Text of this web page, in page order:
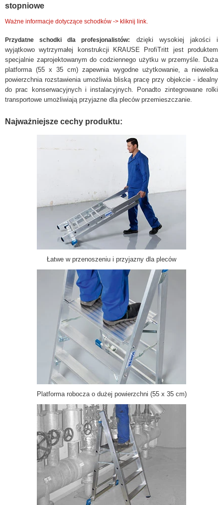
stopniowe
Ważne informacje dotyczące schodków -> kliknij link.
Przydatne schodki dla profesjonalistów:
dzięki wysokiej jakości i
wyjątkowo wytrzymałej konstrukcji KRAUSE ProfiTritt jest produktem
specjalnie zaprojektowanym do codziennego użytku w przemyśle. Duża
platforma (55 x 35 cm) zapewnia wygodne użytkowanie, a niewielka
powierzchnia rozstawienia umożliwia bliską pracę przy objekcie - idealny
do prac konserwacyjnych i instalacyjnych. Ponadto zintegrowane rolki
transportowe umożliwiają przyjazne dla pleców przemieszczanie.
Najważniejsze cechy produktu:
Łatwe w przenoszeniu i przyjazny dla pleców
Platforma robocza o dużej powierzchni (55 x 35 cm)